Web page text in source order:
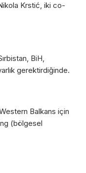
Krstić, iki co-
BiH,
gerektirdiğinde.
Balkans için
(bölgesel